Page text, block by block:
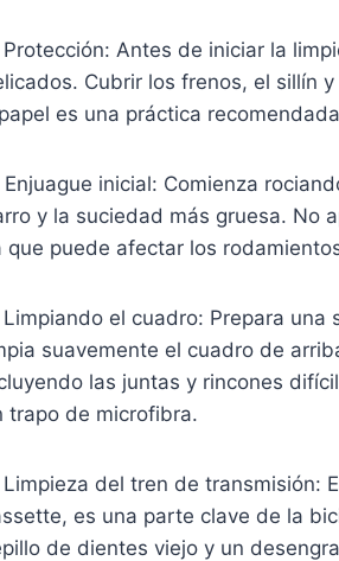
Protección: Antes de iniciar la
Cubrir los frenos, el sillín
es una práctica
Enjuague inicial: Comienza
y la suciedad más gruesa. No
que puede afectar los
Limpiando el cuadro: Prepara una
suavemente el cuadro de
las juntas y rincones
trapo de microfibra.
Limpieza del tren de transmisión:
es una parte clave de la
de dientes viejo y un